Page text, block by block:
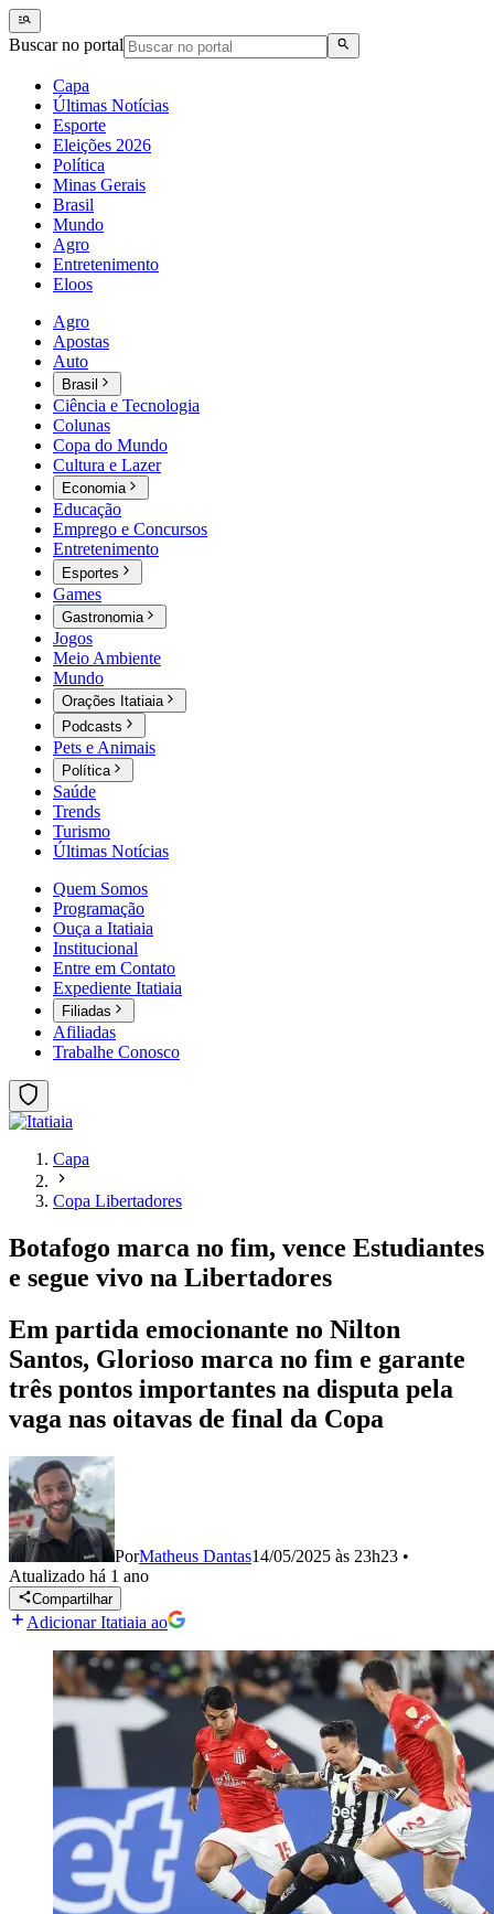
Buscar no portal
Capa
Últimas Notícias
Esporte
Eleições 2026
Política
Minas Gerais
Brasil
Mundo
Agro
Entretenimento
Eloos
Agro
Apostas
Auto
Brasil
Ciência e Tecnologia
Colunas
Copa do Mundo
Cultura e Lazer
Economia
Educação
Emprego e Concursos
Entretenimento
Esportes
Games
Gastronomia
Jogos
Meio Ambiente
Mundo
Orações Itatiaia
Podcasts
Pets e Animais
Política
Saúde
Trends
Turismo
Últimas Notícias
Quem Somos
Programação
Ouça a Itatiaia
Institucional
Entre em Contato
Expediente Itatiaia
Filiadas
Afiliadas
Trabalhe Conosco
Capa
Copa Libertadores
Botafogo marca no fim, vence Estudiantes
e segue vivo na Libertadores
Em partida emocionante no Nilton
Santos, Glorioso marca no fim e garante
três pontos importantes na disputa pela
vaga nas oitavas de final da Copa
PorMatheus Dantas14/05/2025 às 23h23 •
Atualizado há 1 ano
Compartilhar
Adicionar Itatiaia ao